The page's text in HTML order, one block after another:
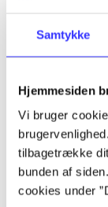
Samtykke
Hjemmesiden
Vi bruger
tilbagetrække
bunden af
cookies under
Bd. 1: Det
Tidsskrift
Artiklen er en